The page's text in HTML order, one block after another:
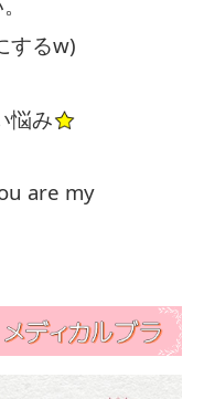
するw)
悩み
are my